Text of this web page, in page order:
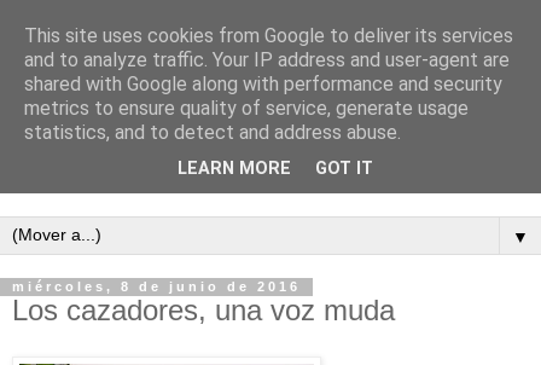
Semanario independiente de Calañas
▼
miércoles, 8 de junio de 2016
Los cazadores, una voz muda
This site uses cookies from Google to deliver its services
and to analyze traffic. Your IP address and user-agent are
shared with Google along with performance and security
metrics to ensure quality of service, generate usage
statistics, and to detect and address abuse.
LEARN MORE GOT IT